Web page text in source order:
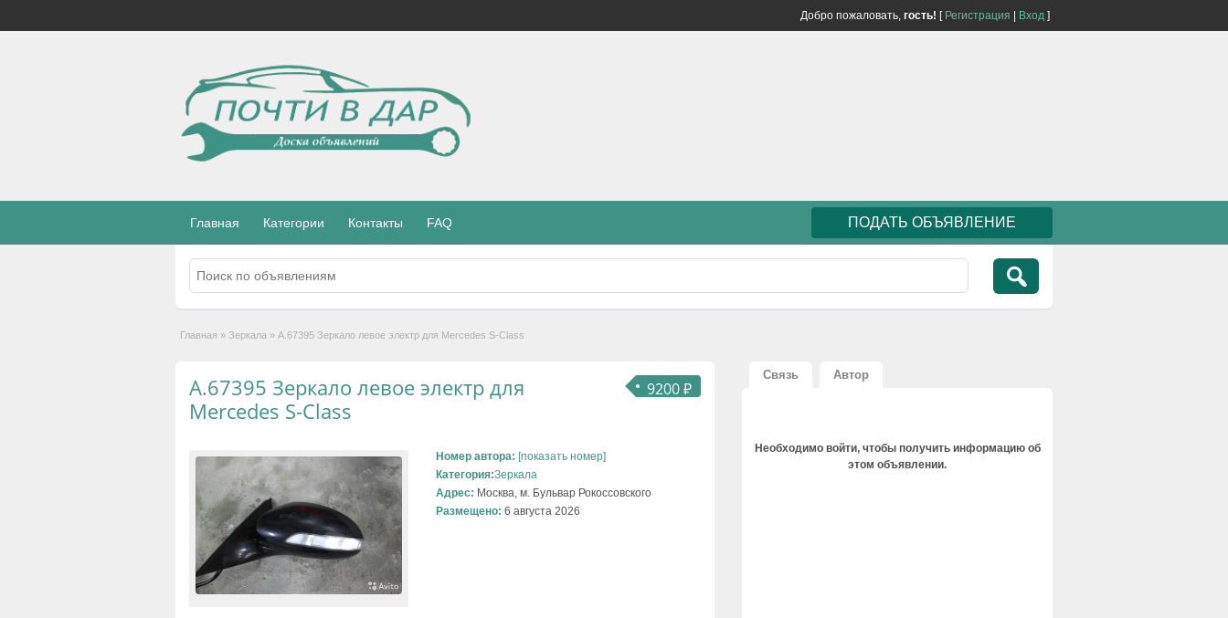
Добро пожаловать, гость! [ Регистрация Вход ]
Главная Категории Контакты FAQ ПОДАТЬ ОБЪЯВЛЕНИЕ
Главная » Зеркала » А.67395 Зеркало левое электр для Mercedes S-Class
9200 ₽
А.67395 Зеркало левое электр для
Mercedes S-Class
Номер автора: [показать номер]
Категория:Зеркала
Адрес: Москва, м. Бульвар Рокоссовского
Размещено: 6 августа 2026
Связь Автор
Необходимо войти, чтобы получить информацию об
этом объявлении.